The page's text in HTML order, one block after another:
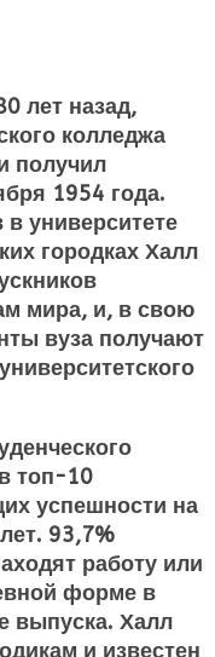
лет назад,
колледжа
получил
1954 года.
университете
городках Халл
мира, и, в свою
вуза получают
топ-10
успешности на
93,7%
работу или
форме в
выпуска. Халл
и известен